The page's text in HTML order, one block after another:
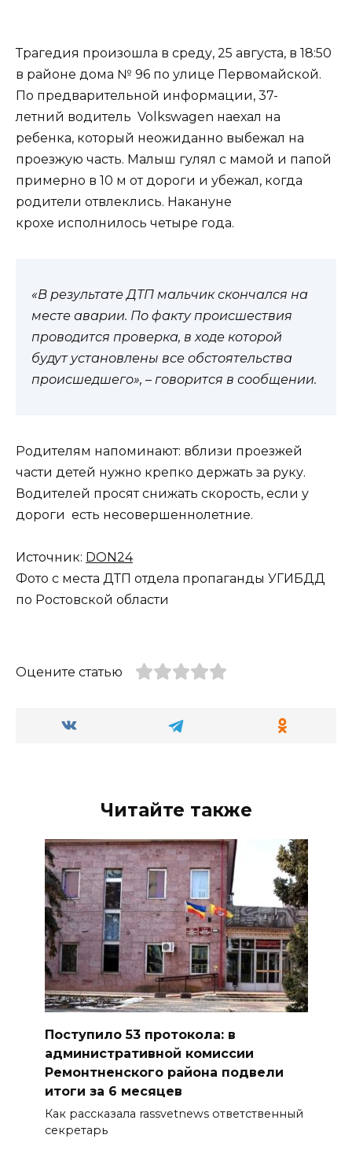
Трагедия произошла в среду, 25 августа, в 18:50
в районе дома № 96 по улице Первомайской.
По предварительной информации, 37-
летний водитель Volkswagen наехал на
ребенка, который неожиданно выбежал на
проезжую часть. Малыш гулял с мамой и папой
примерно в 10 м от дороги и убежал, когда
родители отвлеклись. Накануне
крохе исполнилось четыре года.
«В результате ДТП мальчик скончался на
месте аварии. По факту происшествия
проводится проверка, в ходе которой
будут установлены все обстоятельства
происшедшего», – говорится в сообщении.
Родителям напоминают: вблизи проезжей
части детей нужно крепко держать за руку.
Водителей просят снижать скорость, если у
дороги есть несовершеннолетние.
Источник: DON24
Фото с места ДТП отдела пропаганды УГИБДД
по Ростовской области
Оцените статью
Читайте также
Поступило 53 протокола: в
административной комиссии
Ремонтненского района подвели
итоги за 6 месяцев
Как рассказала rassvetnews ответственный
секретарь